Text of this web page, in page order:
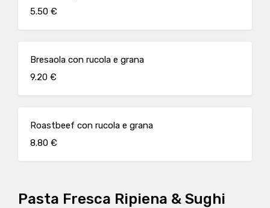
5.50 €
Bresaola con rucola e grana
9.20 €
Roastbeef con rucola e grana
8.80 €
Pasta Fresca Ripiena & Sughi